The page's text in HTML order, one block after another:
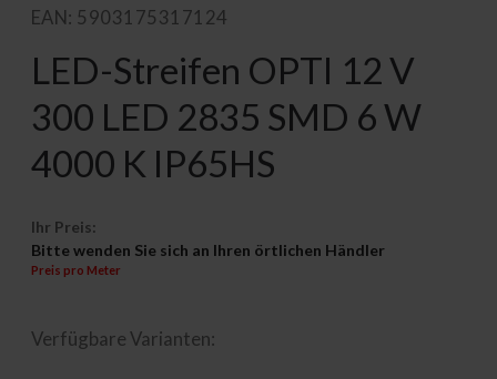
EAN: 5903175317124
LED-Streifen OPTI 12 V
300 LED 2835 SMD 6 W
4000 K IP65HS
Ihr Preis:
Bitte wenden Sie sich an Ihren örtlichen Händler
Preis pro Meter
Verfügbare Varianten: